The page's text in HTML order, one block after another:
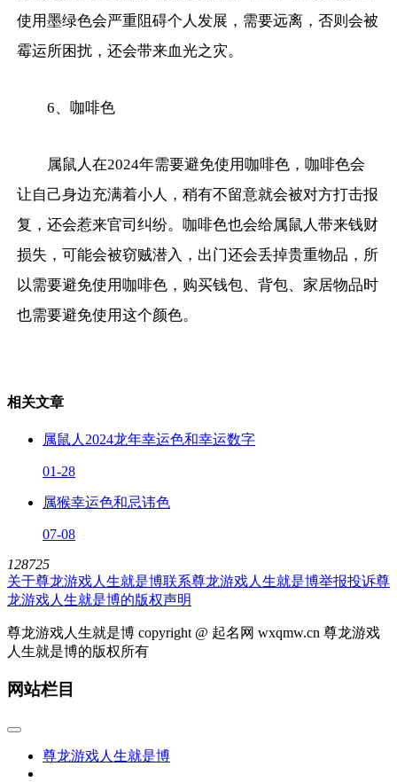
使用墨绿色会严重阻碍个人发展，需要远离，否则会被
霉运所困扰，还会带来血光之灾。
6、咖啡色
属鼠人在2024年需要避免使用咖啡色，咖啡色会
让自己身边充满着小人，稍有不留意就会被对方打击报
复，还会惹来官司纠纷。咖啡色也会给属鼠人带来钱财
损失，可能会被窃贼潜入，出门还会丢掉贵重物品，所
以需要避免使用咖啡色，购买钱包、背包、家居物品时
也需要避免使用这个颜色。
相关文章
属鼠人2024龙年幸运色和幸运数字
01-28
属猴幸运色和忌讳色
07-08
128725
关于尊龙游戏人生就是博联系尊龙游戏人生就是博举报投诉尊
龙游戏人生就是博的版权声明
尊龙游戏人生就是博 copyright @ 起名网 wxqmw.cn 尊龙游戏
人生就是博的版权所有
网站栏目
尊龙游戏人生就是博